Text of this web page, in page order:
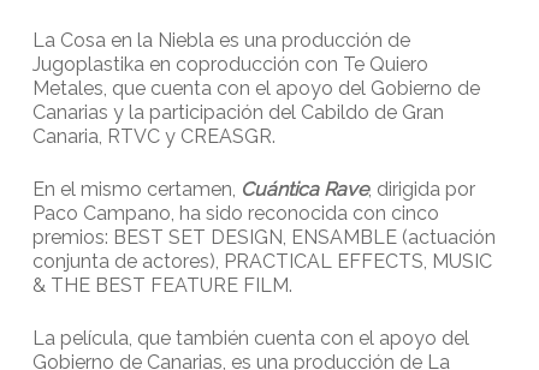
La Cosa en la Niebla es una producción de
Jugoplastika en coproducción con Te Quiero
Metales, que cuenta con el apoyo del Gobierno de
Canarias y la participación del Cabildo de Gran
Canaria, RTVC y CREASGR.
En el mismo certamen, Cuántica Rave, dirigida por
Paco Campano, ha sido reconocida con cinco
premios: BEST SET DESIGN, ENSAMBLE (actuación
conjunta de actores), PRACTICAL EFFECTS, MUSIC
& THE BEST FEATURE FILM.
La película, que también cuenta con el apoyo del
Gobierno de Canarias, es una producción de La